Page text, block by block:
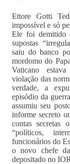
Ettore Gotti
impossível e só
Ele foi demitido
supostas
saiu do banco
mordomo do
Vaticano
violação das
verdade, a
episódio da
assumiu seu
informe secreto
contas secretas
“políticos,
funcionários do
o novo chefe
depositado no